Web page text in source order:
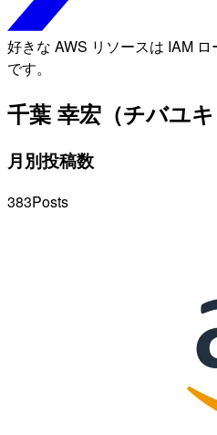
好きな AWS リソースは IAM
です。
千葉 幸宏（チバユキ
月別投稿数
383Posts